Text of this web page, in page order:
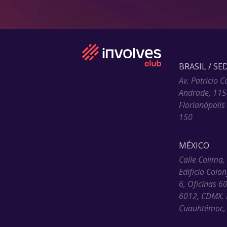
BRASIL /
Av. Patrício
Andrade,
Florianópolis
150
MÉXICO
Calle
Edificio
6, Oficinas
6012,